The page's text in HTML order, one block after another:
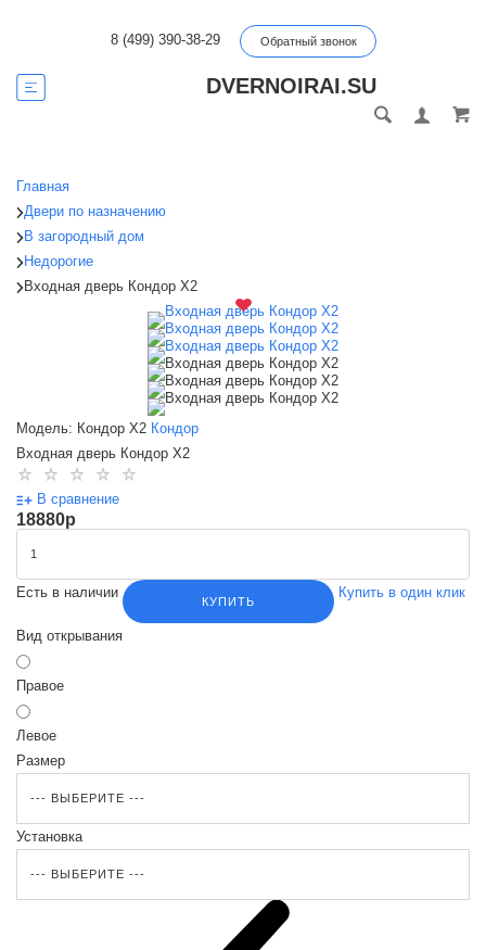
8 (499) 390-38-29 Обратный звонок
DVERNOIRAI.SU
Главная
Двери по назначению
В загородный дом
Недорогие
Входная дверь Кондор Х2
Модель: Кондор Х2 Кондор
Входная дверь Кондор Х2
В сравнение
18880p
Есть в наличии
КУПИТЬ
Купить в один клик
Вид открывания
Правое
Левое
Размер
Установка